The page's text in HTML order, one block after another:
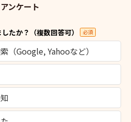
アンケート
たか？（複数回答可） 必須
（Google, Yahooなど）